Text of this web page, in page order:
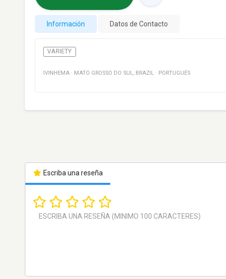
Información Datos de Contacto
VARIETY
IVINHEMA · MATO GROSSO DO SUL, BRAZIL · PORTUGUÉS
Escriba una reseña